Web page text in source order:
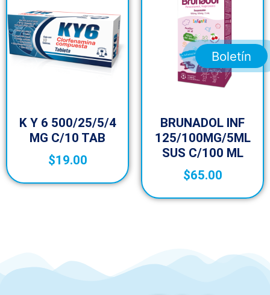
K Y 6 500/25/5/4
MG C/10 TAB
$19.00
BRUNADOL INF
125/100MG/5ML
SUS C/100 ML
$65.00
Boletín